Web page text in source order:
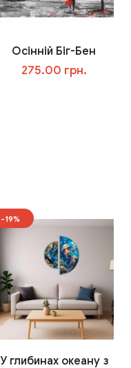
Осінній Біг-Бен
275.00 грн.
-19%
У глибинах океану з